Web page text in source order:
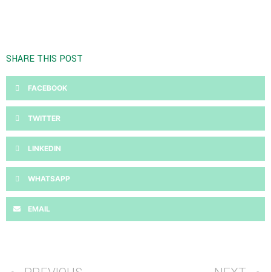
SHARE THIS POST
FACEBOOK
TWITTER
LINKEDIN
WHATSAPP
EMAIL